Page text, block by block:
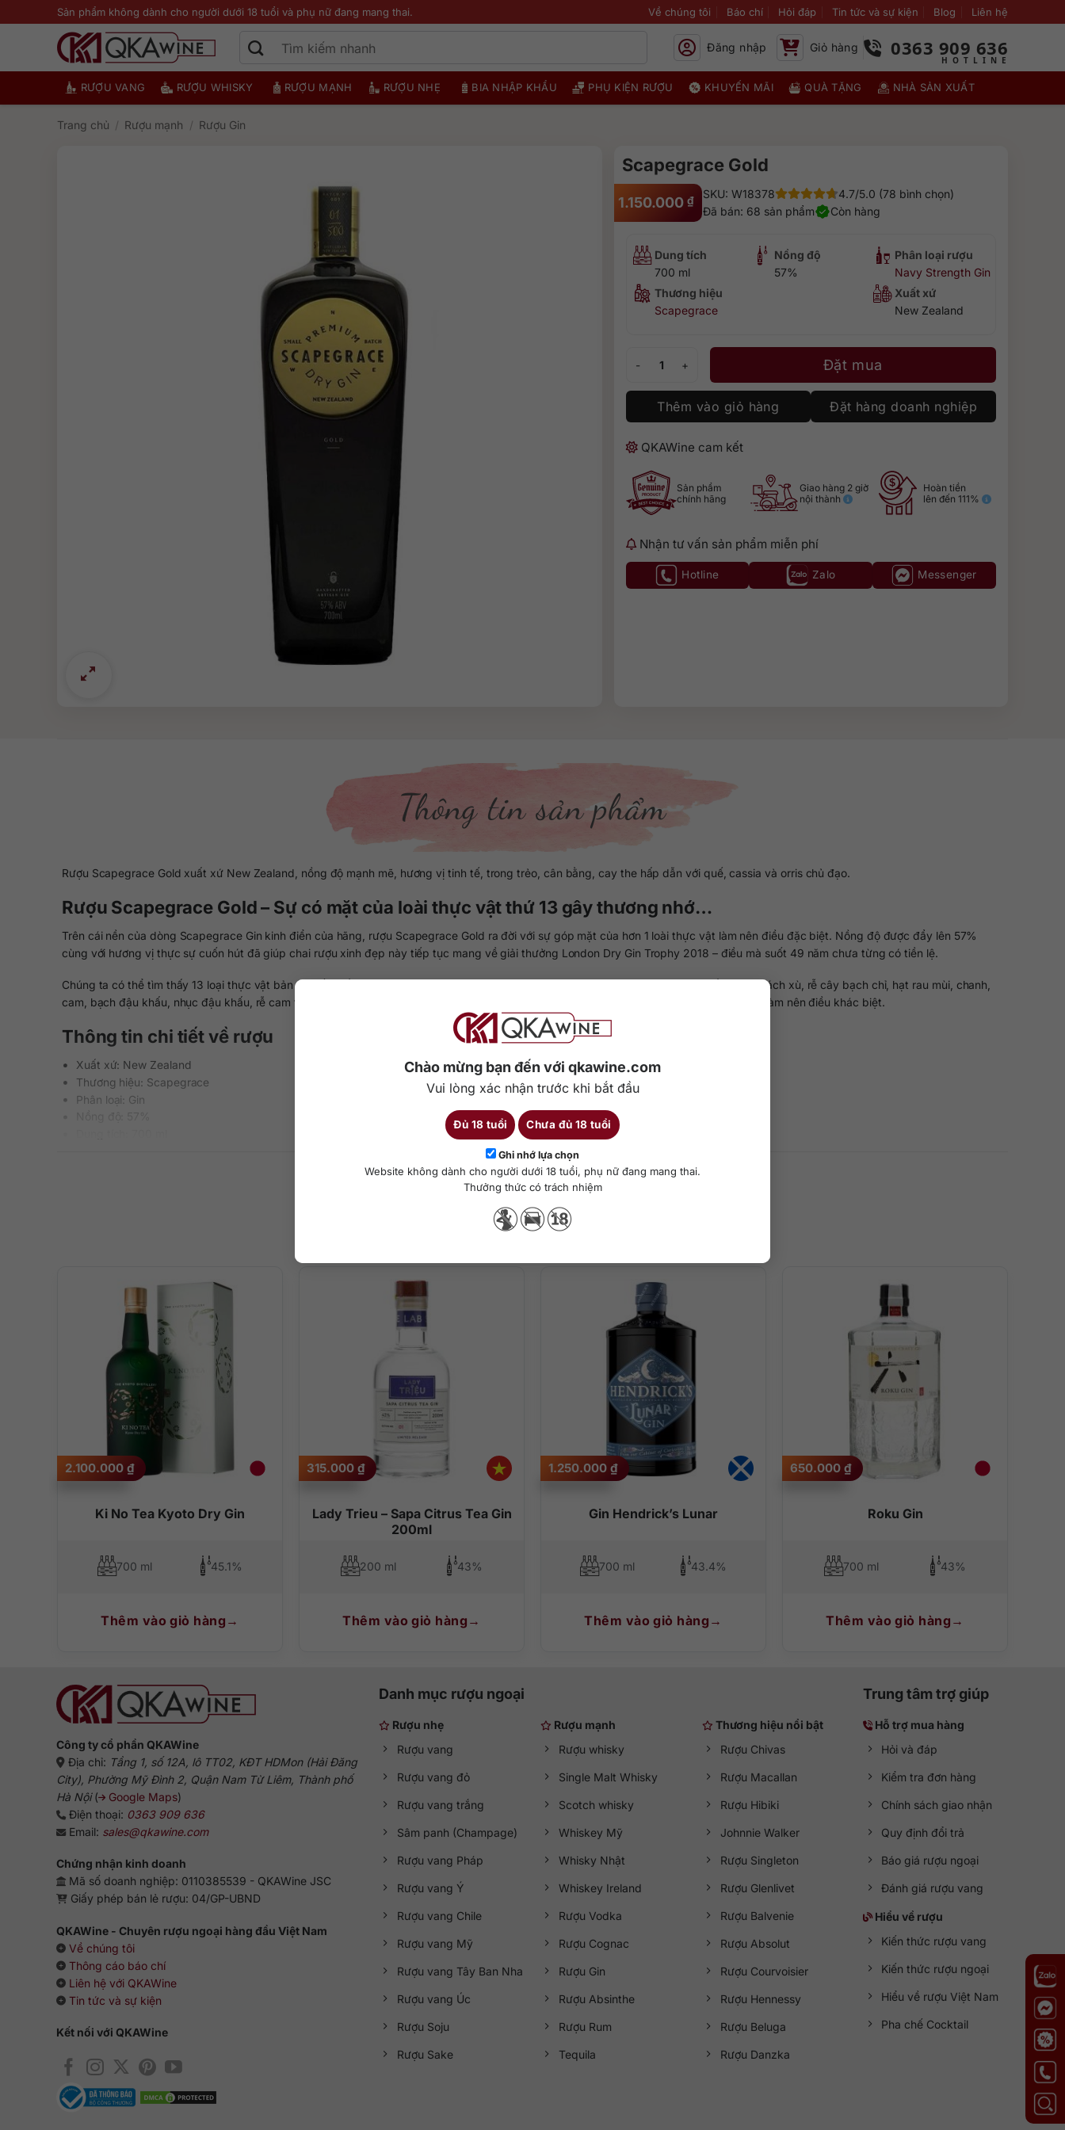
Chào mừng bạn đến với qkawine.com
Vui lòng xác nhận trước khi bắt đầu
Đủ 18 tuổi Chưa đủ 18 tuổi
Ghi nhớ lựa chọn
Website không dành cho người dưới 18 tuổi, phụ nữ đang mang thai.
Thưởng thức có trách nhiệm
qua
Sản phẩm không dành cho người dưới 18 tuổi và phụ nữ đang mang thai. Về chúng tôi Báo chí Hỏi đáp Tin tức và sự kiện Blog Liên hệ
Đăng nhập Giỏ hàng 0363 909 636
RƯỢU VANG RƯỢU WHISKY RƯỢU MẠNH RƯỢU NHẸ BIA NHẬP KHẨU PHỤ KIỆN RƯỢU KHUYẾN MÃI QUÀ TẶNG NHÀ SẢN XUẤT
Trang chủ / Rượu mạnh / Rượu Gin
Scapegrace Gold
1.150.000 ₫ SKU: W18378
4.7/5.0 (78 bình chọn)
Đã bán: 68 sản phẩm
Còn hàng
Dung tích
700 ml
Nồng độ
57%
Phân loại rượu
Navy Strength Gin
Thương hiệu
Scapegrace
Xuất xứ
New Zealand
Đặt mua
Thêm vào giỏ hàng Đặt hàng doanh nghiệp
QKAWine cam kết
Sản phẩm
chính hãng
Giao hàng 2 giờ
nội thành
Hoàn tiền
lên đến 111%
Nhận tư vấn sản phẩm miễn phí
Hotline Zalo Messenger
Thông tin sản phẩm
Rượu Scapegrace Gold xuất xứ New Zealand, nồng độ mạnh mẽ, hương vị tinh tế, trong trẻo, cân bằng, cay the hấp dẫn với quế, cassia và orris chủ đạo.
Rượu Scapegrace Gold – Sự có mặt của loài thực vật thứ 13 gây thương nhớ…
Trên cái nền của dòng Scapegrace Gin kinh điển của hãng, rượu Scapegrace Gold ra đời với sự góp mặt của hơn 1 loài thực vật làm nên điều đặc biệt. Nồng độ được đẩy lên 57%
cùng với hương vị thực sự cuốn hút đã giúp chai rượu xinh đẹp này tiếp tục mang về giải thưởng London Dry Gin Trophy 2018 – điều mà suốt 49 năm chưa từng có tiền lệ.
Chúng ta có thể tìm thấy 13 loại thực vật bản địa tốt nhất được thu hái tại phía nam của dãy núi Apls, thuộc New Zeland, bao gồm: Cây bách xù, rễ cây bạch chỉ, hạt rau mùi, chanh,
cam, bạch đậu khấu, nhục đậu khấu, rễ cam thảo, quế, orris, cassia, đinh hương và quýt (nhiều loại quýt khác nhau) chính là nguyên liệu làm nên điều khác biệt.
Thông tin chi tiết về rượu
Xuất xứ: New Zealand
Thương hiệu: Scapegrace
Phân loại: Gin
Cách thưởng thức: Uống nguyên chất, thêm đá viên, pha chế cocktail
Một chai rượu gin New Zealand có hương vị cực kỳ trong sạch, thuần khiết cùng hương thơm tròn trịa và cân bằng giữa vị chua của đinh hương cùng vị cay của nhục đậu khấu, một
bao quanh chúng gồm cây bách xù, rau thì là và chanh tươi. Kết thúc với orris kéo dài, bạch chỉ và nhiều loài hoa.
Bạn có thể uống nguyên chất, uống cùng đá, pha chế ly cocktail G&T cổ điển hoặc những loại cocktail thơm ngon khác.
Chi tiết
Sản phẩm tương tự
Ki No Tea Kyoto Dry Gin
2.100.000 ₫
700 ml 45.1%
Thêm vào giỏ hàng
Lady Trieu – Sapa Citrus Tea Gin
200ml
315.000 ₫
200 ml 43%
Thêm vào giỏ hàng
Gin Hendrick’s Lunar
1.250.000 ₫
700 ml 43.4%
Thêm vào giỏ hàng
Roku Gin
650.000 ₫
700 ml 43%
Thêm vào giỏ hàng
Công ty cổ phần QKAWine
Địa chỉ: Tầng 1, số 12A, lô TT02, KĐT HDMon (Hải Đăng
City), Phường Mỹ Đình 2, Quận Nam Từ Liêm, Thành phố
Hà Nội( Google Maps)
Điện thoại: 0363 909 636
Email: sales@qkawine.com
Chứng nhận kinh doanh
Mã số doanh nghiệp: 0110385539 - QKAWine JSC
Giấy phép bán lẻ rượu: 04/GP-UBND
QKAWine - Chuyên rượu ngoại hàng đầu Việt Nam
Về chúng tôi
Thông cáo báo chí
Liên hệ với QKAWine
Tin tức và sự kiện
Kết nối với QKAWine
Danh mục rượu ngoại
Rượu nhẹ
Rượu vang
Rượu vang đỏ
Rượu vang trắng
Sâm panh (Champage)
Rượu vang Pháp
Rượu vang Ý
Rượu vang Chile
Rượu vang Mỹ
Rượu vang Tây Ban Nha
Rượu vang Úc
Rượu Soju
Rượu Sake
Rượu mạnh
Rượu whisky
Single Malt Whisky
Scotch whisky
Whiskey Mỹ
Whisky Nhật
Whiskey Ireland
Rượu Vodka
Rượu Cognac
Rượu Gin
Rượu Absinthe
Rượu Rum
Tequila
Thương hiệu nổi bật
Rượu Chivas
Rượu Macallan
Rượu Hibiki
Johnnie Walker
Rượu Singleton
Rượu Glenlivet
Rượu Balvenie
Rượu Absolut
Rượu Courvoisier
Rượu Hennessy
Rượu Beluga
Rượu Danzka
Trung tâm trợ giúp
Hỗ trợ mua hàng
Hỏi và đáp
Kiểm tra đơn hàng
Chính sách giao nhận
Quy định đổi trả
Báo giá rượu ngoại
Đánh giá rượu vang
Hiểu về rượu
Kiến thức rượu vang
Kiến thức rượu ngoại
Hiểu về rượu Việt Nam
Pha chế Cocktail